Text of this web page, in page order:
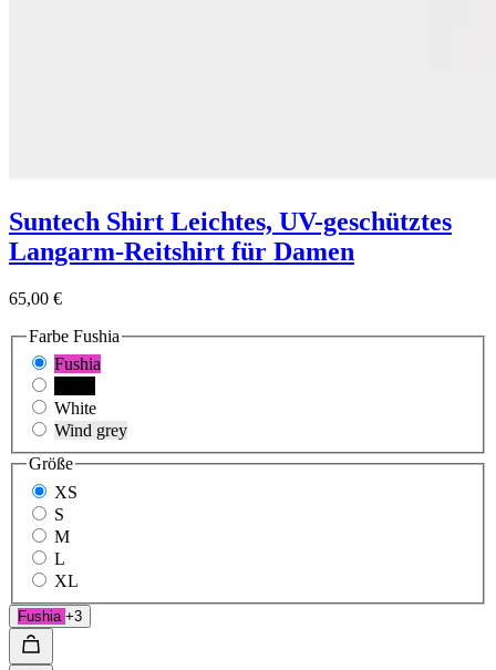
Suntech Shirt Leichtes, UV-geschütztes
Langarm-Reitshirt für Damen
65,00 €
Farbe Fushia
Fushia
White
Wind grey
Größe
XS
S
M
L
XL
Fushia +3